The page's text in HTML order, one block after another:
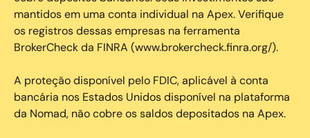
mantidos em uma conta individual na Apex. Verifique
os registros dessas empresas na ferramenta
BrokerCheck da FINRA (www.brokercheck.finra.org/).
A proteção disponível pelo FDIC, aplicável à conta
bancária nos Estados Unidos disponível na plataforma
da Nomad, não cobre os saldos depositados na Apex.